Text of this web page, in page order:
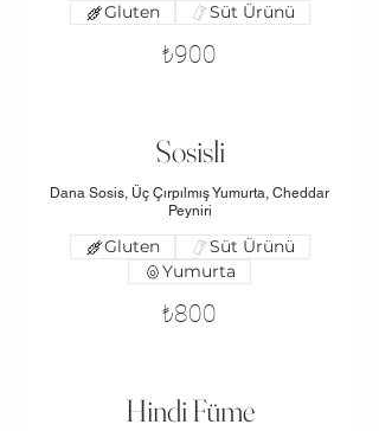
₺900
Gluten Süt Ürünü
Sosisli
Dana Sosis, Üç Çırpılmış Yumurta, Cheddar
Peyniri
₺800
Gluten
Süt Ürünü
Yumurta
Hindi Füme